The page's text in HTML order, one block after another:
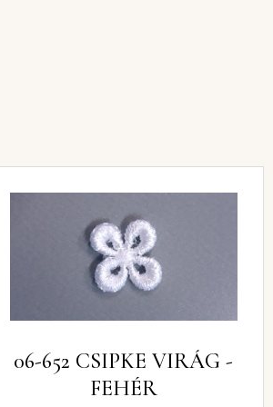
06-652 CSIPKE VIRÁG -
FEHÉR